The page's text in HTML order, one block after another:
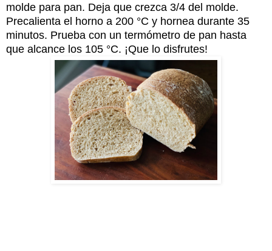
molde para pan. Deja que crezca 3/4 del molde.
Precalienta el horno a 200 °C y hornea durante 35
minutos. Prueba con un termómetro de pan hasta
que alcance los 105 °C. ¡Que lo disfrutes!